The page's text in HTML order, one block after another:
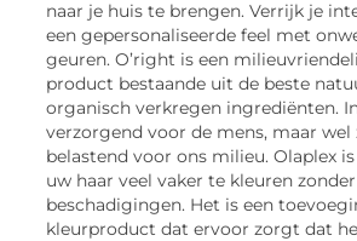
naar je huis te brengen. Verrijk je
een gepersonaliseerde feel met
geuren. O’right is een
product bestaande uit de beste
organisch verkregen ingrediënten.
verzorgend voor de mens, maar
belastend voor ons milieu. Olaplex
uw haar veel vaker te kleuren
beschadigingen. Het is een
kleurproduct dat ervoor zorgt dat